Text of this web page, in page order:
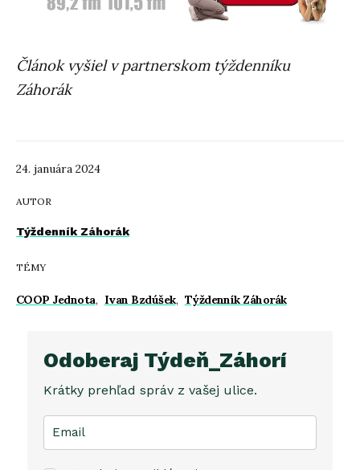
24. januára 2024
AUTOR
Týždenník Záhorák
TÉMY
COOP Jednota, Ivan Bzdúšek, Týždenník Záhorák
Článok vyšiel v partnerskom týždenníku
Záhorák
Odoberaj Týdeň_Záhorí
Krátky prehľad správ z vašej ulice.